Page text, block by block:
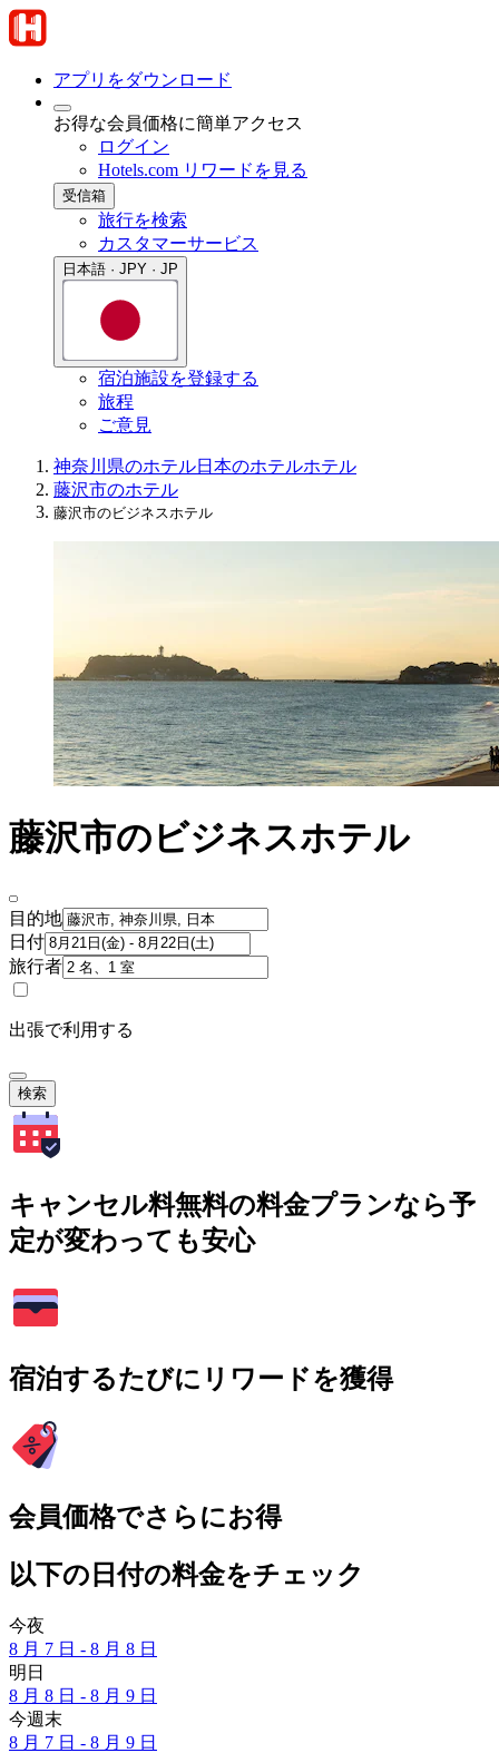
アプリをダウンロード
お得な会員価格に簡単アクセス
ログイン
Hotels.com リワードを見る
受信箱
旅行を検索
カスタマーサービス
日本語 · JPY · JP
宿泊施設を登録する
旅程
ご意見
神奈川県のホテル日本のホテルホテル
藤沢市のホテル
藤沢市のビジネスホテル
藤沢市のビジネスホテル
目的地
日付
旅行者
出張で利用する
検索
キャンセル料無料の料金プランなら予
定が変わっても安心
宿泊するたびにリワードを獲得
会員価格でさらにお得
以下の日付の料金をチェック
今夜
8 月 7 日 - 8 月 8 日
明日
8 月 8 日 - 8 月 9 日
今週末
8 月 7 日 - 8 月 9 日